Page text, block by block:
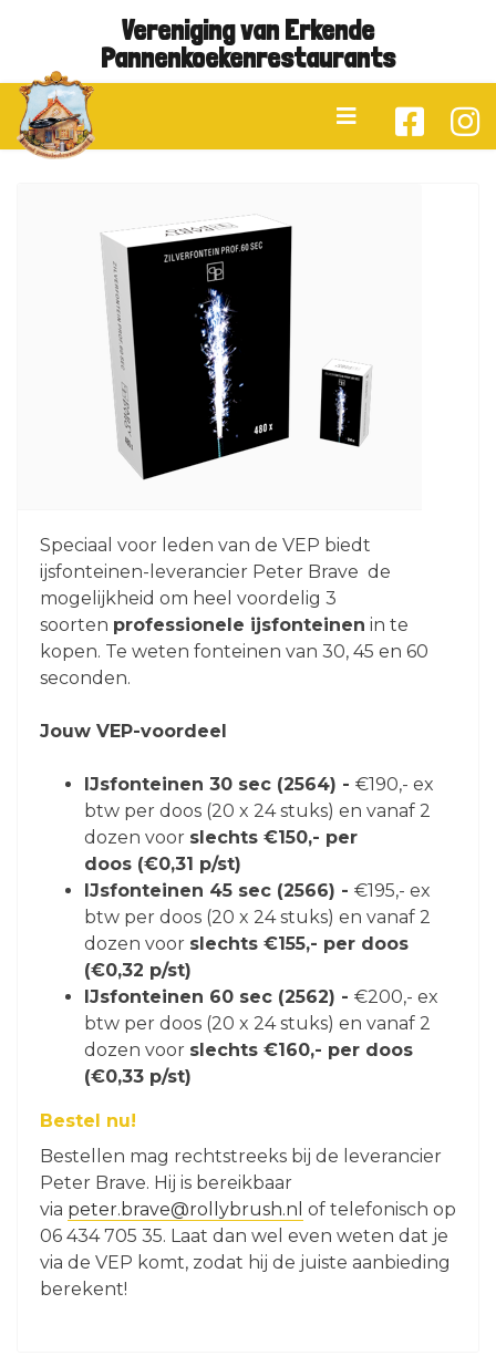
Vereniging van Erkende
Pannenkoekenrestaurants
Speciaal voor leden van de VEP biedt
ijsfonteinen-leverancier Peter Brave de
mogelijkheid om heel voordelig 3
soorten professionele ijsfonteinen in te
kopen. Te weten fonteinen van 30, 45 en 60
seconden.
Jouw VEP-voordeel
IJsfonteinen 30 sec (2564) - €190,- ex
btw per doos (20 x 24 stuks) en vanaf 2
dozen voor slechts €150,- per
doos (€0,31 p/st)
IJsfonteinen 45 sec (2566) - €195,- ex
btw per doos (20 x 24 stuks) en vanaf 2
dozen voor slechts €155,- per doos
(€0,32 p/st)
IJsfonteinen 60 sec (2562) - €200,- ex
btw per doos (20 x 24 stuks) en vanaf 2
dozen voor slechts €160,- per doos
(€0,33 p/st)
Bestel nu!
Bestellen mag rechtstreeks bij de leverancier
Peter Brave. Hij is bereikbaar
via peter.brave@rollybrush.nl of telefonisch op
06 434 705 35. Laat dan wel even weten dat je
via de VEP komt, zodat hij de juiste aanbieding
berekent!